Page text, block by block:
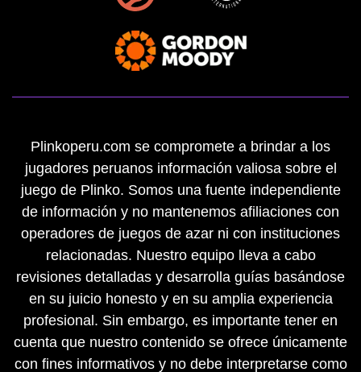
Plinkoperu.com se compromete a brindar a los
jugadores peruanos información valiosa sobre el
juego de Plinko. Somos una fuente independiente
de información y no mantenemos afiliaciones con
operadores de juegos de azar ni con instituciones
relacionadas. Nuestro equipo lleva a cabo
revisiones detalladas y desarrolla guías basándose
en su juicio honesto y en su amplia experiencia
profesional. Sin embargo, es importante tener en
cuenta que nuestro contenido se ofrece únicamente
con fines informativos y no debe interpretarse como